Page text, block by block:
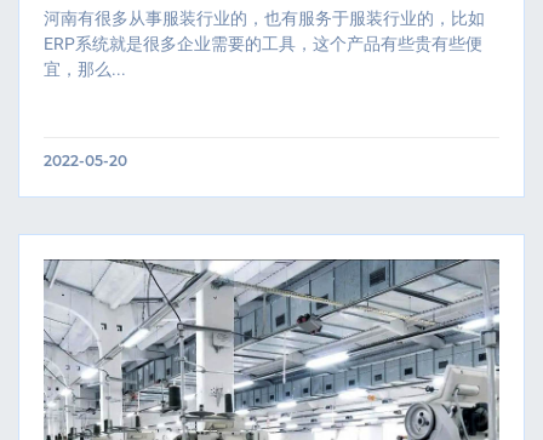
河南有很多从事服装行业的，也有服务于服装行业的，比如
ERP系统就是很多企业需要的工具，这个产品有些贵有些便
宜，那么...
2022-05-20